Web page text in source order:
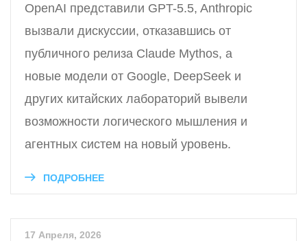
OpenAI представили GPT-5.5, Anthropic
вызвали дискуссии, отказавшись от
публичного релиза Claude Mythos, а
новые модели от Google, DeepSeek и
других китайских лабораторий вывели
возможности логического мышления и
агентных систем на новый уровень.
ПОДРОБНЕЕ
17 Апреля, 2026